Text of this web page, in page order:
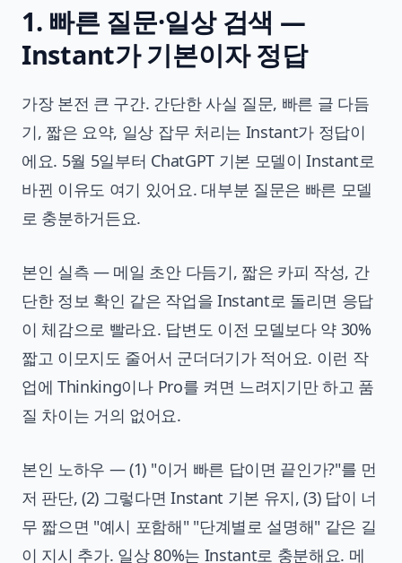
1. 빠른 질문·일상 검색 —
Instant가 기본이자 정답
가장 본전 큰 구간. 간단한 사실 질문, 빠른 글 다듬
기, 짧은 요약, 일상 잡무 처리는 Instant가 정답이
에요. 5월 5일부터 ChatGPT 기본 모델이 Instant로
바뀐 이유도 여기 있어요. 대부분 질문은 빠른 모델
로 충분하거든요.
본인 실측 — 메일 초안 다듬기, 짧은 카피 작성, 간
단한 정보 확인 같은 작업을 Instant로 돌리면 응답
이 체감으로 빨라요. 답변도 이전 모델보다 약 30%
짧고 이모지도 줄어서 군더더기가 적어요. 이런 작
업에 Thinking이나 Pro를 켜면 느려지기만 하고 품
질 차이는 거의 없어요.
본인 노하우 — (1) "이거 빠른 답이면 끝인가?"를 먼
저 판단, (2) 그렇다면 Instant 기본 유지, (3) 답이 너
무 짧으면 "예시 포함해" "단계별로 설명해" 같은 길
이 지시 추가. 일상 80%는 Instant로 충분해요. 메